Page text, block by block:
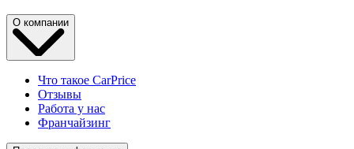
О компании
Что такое CarPrice
Отзывы
Работа у нас
Франчайзинг